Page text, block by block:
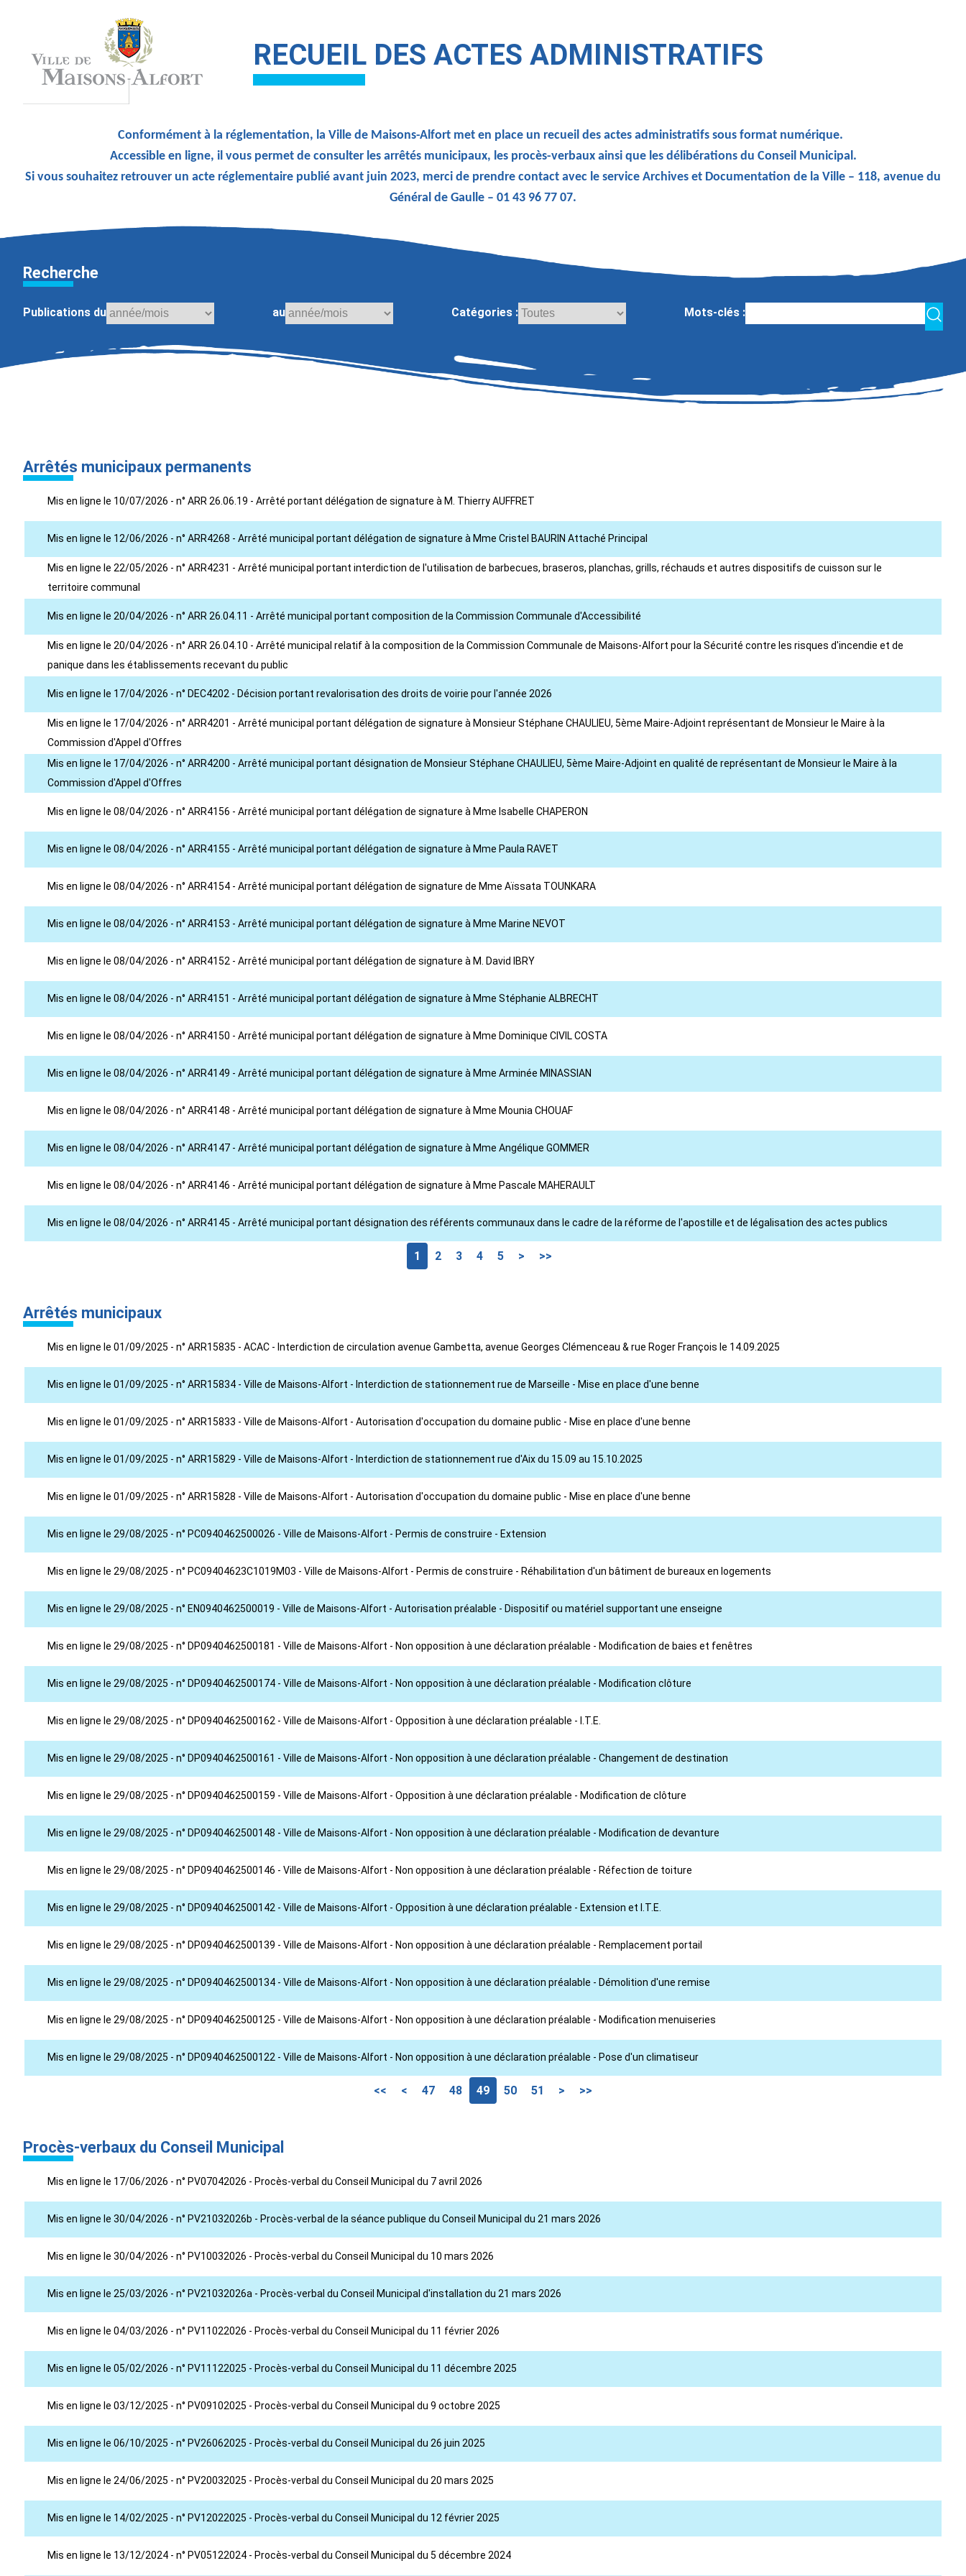
RECUEIL DES ACTES ADMINISTRATIFS
Conformément à la réglementation, la Ville de Maisons-Alfort met en place un recueil des actes administratifs sous format numérique.
Accessible en ligne, il vous permet de consulter les arrêtés municipaux, les procès-verbaux ainsi que les délibérations du Conseil Municipal.
Si vous souhaitez retrouver un acte réglementaire publié avant juin 2023, merci de prendre contact avec le service Archives et Documentation de la Ville – 118, avenue du
Général de Gaulle – 01 43 96 77 07.
Recherche
Publications du au Catégories : Mots-clés :
Arrêtés municipaux permanents
Mis en ligne le 10/07/2026 - n° ARR 26.06.19 - Arrêté portant délégation de signature à M. Thierry AUFFRET
Mis en ligne le 12/06/2026 - n° ARR4268 - Arrêté municipal portant délégation de signature à Mme Cristel BAURIN Attaché Principal
Mis en ligne le 22/05/2026 - n° ARR4231 - Arrêté municipal portant interdiction de l'utilisation de barbecues, braseros, planchas, grills, réchauds et autres dispositifs de cuisson sur le
territoire communal
Mis en ligne le 20/04/2026 - n° ARR 26.04.11 - Arrêté municipal portant composition de la Commission Communale d'Accessibilité
Mis en ligne le 20/04/2026 - n° ARR 26.04.10 - Arrêté municipal relatif à la composition de la Commission Communale de Maisons-Alfort pour la Sécurité contre les risques d'incendie et de
panique dans les établissements recevant du public
Mis en ligne le 17/04/2026 - n° DEC4202 - Décision portant revalorisation des droits de voirie pour l'année 2026
Mis en ligne le 17/04/2026 - n° ARR4201 - Arrêté municipal portant délégation de signature à Monsieur Stéphane CHAULIEU, 5ème Maire-Adjoint représentant de Monsieur le Maire à la
Commission d'Appel d'Offres
Mis en ligne le 17/04/2026 - n° ARR4200 - Arrêté municipal portant désignation de Monsieur Stéphane CHAULIEU, 5ème Maire-Adjoint en qualité de représentant de Monsieur le Maire à la
Commission d'Appel d'Offres
Mis en ligne le 08/04/2026 - n° ARR4156 - Arrêté municipal portant délégation de signature à Mme Isabelle CHAPERON
Mis en ligne le 08/04/2026 - n° ARR4155 - Arrêté municipal portant délégation de signature à Mme Paula RAVET
Mis en ligne le 08/04/2026 - n° ARR4154 - Arrêté municipal portant délégation de signature de Mme Aïssata TOUNKARA
Mis en ligne le 08/04/2026 - n° ARR4153 - Arrêté municipal portant délégation de signature à Mme Marine NEVOT
Mis en ligne le 08/04/2026 - n° ARR4152 - Arrêté municipal portant délégation de signature à M. David IBRY
Mis en ligne le 08/04/2026 - n° ARR4151 - Arrêté municipal portant délégation de signature à Mme Stéphanie ALBRECHT
Mis en ligne le 08/04/2026 - n° ARR4150 - Arrêté municipal portant délégation de signature à Mme Dominique CIVIL COSTA
Mis en ligne le 08/04/2026 - n° ARR4149 - Arrêté municipal portant délégation de signature à Mme Arminée MINASSIAN
Mis en ligne le 08/04/2026 - n° ARR4148 - Arrêté municipal portant délégation de signature à Mme Mounia CHOUAF
Mis en ligne le 08/04/2026 - n° ARR4147 - Arrêté municipal portant délégation de signature à Mme Angélique GOMMER
Mis en ligne le 08/04/2026 - n° ARR4146 - Arrêté municipal portant délégation de signature à Mme Pascale MAHERAULT
Mis en ligne le 08/04/2026 - n° ARR4145 - Arrêté municipal portant désignation des référents communaux dans le cadre de la réforme de l'apostille et de légalisation des actes publics
1 2 3 4 5 > >>
Arrêtés municipaux
Mis en ligne le 01/09/2025 - n° ARR15835 - ACAC - Interdiction de circulation avenue Gambetta, avenue Georges Clémenceau & rue Roger François le 14.09.2025
Mis en ligne le 01/09/2025 - n° ARR15834 - Ville de Maisons-Alfort - Interdiction de stationnement rue de Marseille - Mise en place d'une benne
Mis en ligne le 01/09/2025 - n° ARR15833 - Ville de Maisons-Alfort - Autorisation d'occupation du domaine public - Mise en place d'une benne
Mis en ligne le 01/09/2025 - n° ARR15829 - Ville de Maisons-Alfort - Interdiction de stationnement rue d'Aix du 15.09 au 15.10.2025
Mis en ligne le 01/09/2025 - n° ARR15828 - Ville de Maisons-Alfort - Autorisation d'occupation du domaine public - Mise en place d'une benne
Mis en ligne le 29/08/2025 - n° PC0940462500026 - Ville de Maisons-Alfort - Permis de construire - Extension
Mis en ligne le 29/08/2025 - n° PC09404623C1019M03 - Ville de Maisons-Alfort - Permis de construire - Réhabilitation d'un bâtiment de bureaux en logements
Mis en ligne le 29/08/2025 - n° EN0940462500019 - Ville de Maisons-Alfort - Autorisation préalable - Dispositif ou matériel supportant une enseigne
Mis en ligne le 29/08/2025 - n° DP0940462500181 - Ville de Maisons-Alfort - Non opposition à une déclaration préalable - Modification de baies et fenêtres
Mis en ligne le 29/08/2025 - n° DP0940462500174 - Ville de Maisons-Alfort - Non opposition à une déclaration préalable - Modification clôture
Mis en ligne le 29/08/2025 - n° DP0940462500162 - Ville de Maisons-Alfort - Opposition à une déclaration préalable - I.T.E.
Mis en ligne le 29/08/2025 - n° DP0940462500161 - Ville de Maisons-Alfort - Non opposition à une déclaration préalable - Changement de destination
Mis en ligne le 29/08/2025 - n° DP0940462500159 - Ville de Maisons-Alfort - Opposition à une déclaration préalable - Modification de clôture
Mis en ligne le 29/08/2025 - n° DP0940462500148 - Ville de Maisons-Alfort - Non opposition à une déclaration préalable - Modification de devanture
Mis en ligne le 29/08/2025 - n° DP0940462500146 - Ville de Maisons-Alfort - Non opposition à une déclaration préalable - Réfection de toiture
Mis en ligne le 29/08/2025 - n° DP0940462500142 - Ville de Maisons-Alfort - Opposition à une déclaration préalable - Extension et I.T.E.
Mis en ligne le 29/08/2025 - n° DP0940462500139 - Ville de Maisons-Alfort - Non opposition à une déclaration préalable - Remplacement portail
Mis en ligne le 29/08/2025 - n° DP0940462500134 - Ville de Maisons-Alfort - Non opposition à une déclaration préalable - Démolition d'une remise
Mis en ligne le 29/08/2025 - n° DP0940462500125 - Ville de Maisons-Alfort - Non opposition à une déclaration préalable - Modification menuiseries
Mis en ligne le 29/08/2025 - n° DP0940462500122 - Ville de Maisons-Alfort - Non opposition à une déclaration préalable - Pose d'un climatiseur
<< < 47 48 49 50 51 > >>
Procès-verbaux du Conseil Municipal
Mis en ligne le 17/06/2026 - n° PV07042026 - Procès-verbal du Conseil Municipal du 7 avril 2026
Mis en ligne le 30/04/2026 - n° PV21032026b - Procès-verbal de la séance publique du Conseil Municipal du 21 mars 2026
Mis en ligne le 30/04/2026 - n° PV10032026 - Procès-verbal du Conseil Municipal du 10 mars 2026
Mis en ligne le 25/03/2026 - n° PV21032026a - Procès-verbal du Conseil Municipal d'installation du 21 mars 2026
Mis en ligne le 04/03/2026 - n° PV11022026 - Procès-verbal du Conseil Municipal du 11 février 2026
Mis en ligne le 05/02/2026 - n° PV11122025 - Procès-verbal du Conseil Municipal du 11 décembre 2025
Mis en ligne le 03/12/2025 - n° PV09102025 - Procès-verbal du Conseil Municipal du 9 octobre 2025
Mis en ligne le 06/10/2025 - n° PV26062025 - Procès-verbal du Conseil Municipal du 26 juin 2025
Mis en ligne le 24/06/2025 - n° PV20032025 - Procès-verbal du Conseil Municipal du 20 mars 2025
Mis en ligne le 14/02/2025 - n° PV12022025 - Procès-verbal du Conseil Municipal du 12 février 2025
Mis en ligne le 13/12/2024 - n° PV05122024 - Procès-verbal du Conseil Municipal du 5 décembre 2024